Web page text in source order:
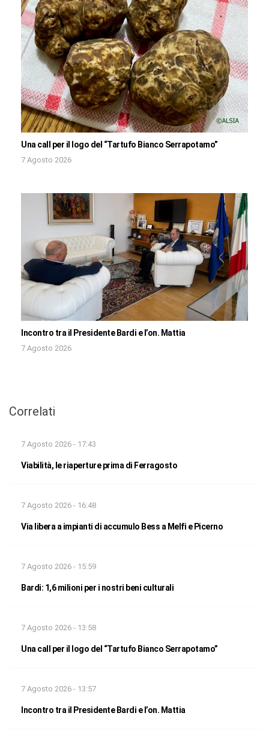
Una call per il logo del “Tartufo Bianco Serrapotamo”
7 Agosto 2026
Incontro tra il Presidente Bardi e l’on. Mattia
7 Agosto 2026
Correlati
7 Agosto 2026 - 17:43
Viabilità, le riaperture prima di Ferragosto
7 Agosto 2026 - 16:48
Via libera a impianti di accumulo Bess a Melfi e Picerno
7 Agosto 2026 - 15:59
Bardi: 1,6 milioni per i nostri beni culturali
7 Agosto 2026 - 13:58
Una call per il logo del “Tartufo Bianco Serrapotamo”
7 Agosto 2026 - 13:57
Incontro tra il Presidente Bardi e l’on. Mattia